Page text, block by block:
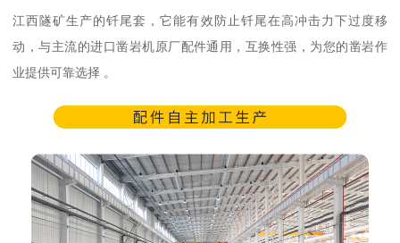
江西隧矿生产的钎尾套，它能有效防止钎尾在高冲击力下过度移
动，与主流的进口凿岩机原厂配件通用，互换性强，为您的凿岩作
业提供可靠选择 。